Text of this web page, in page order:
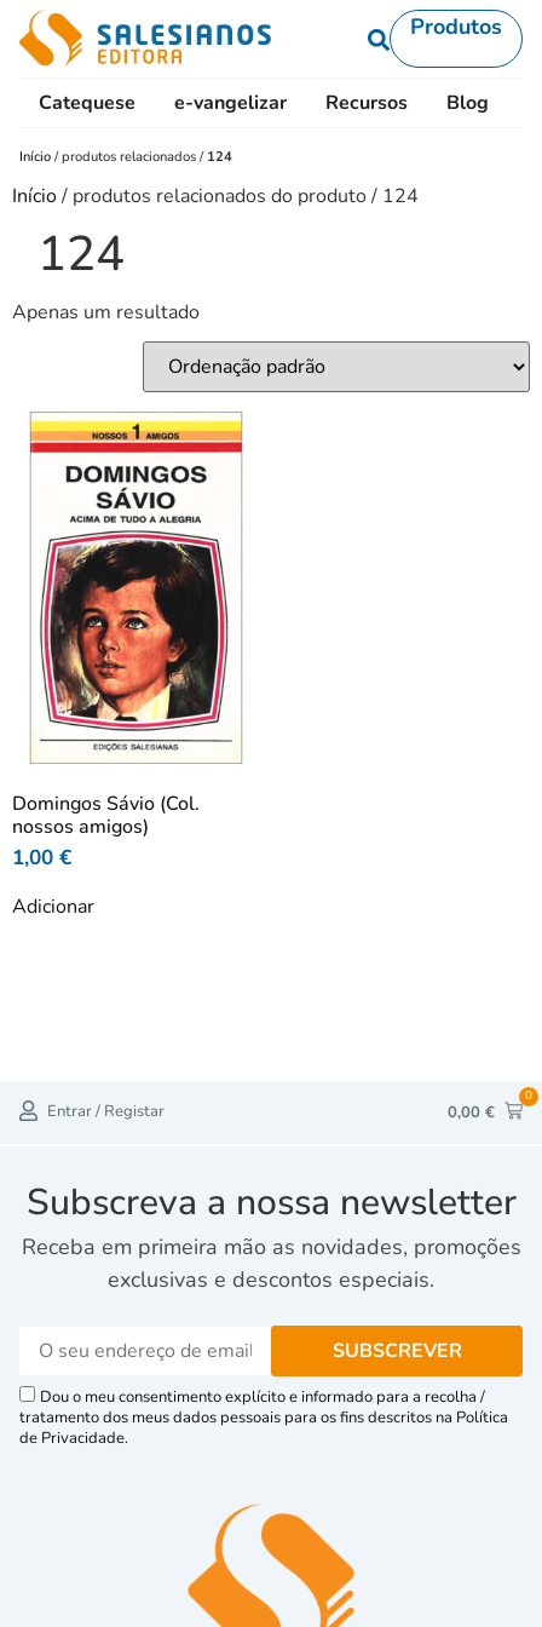
Produtos
Catequese e-vangelizar Recursos Blog
Início /produtos relacionados / 124
Início/ produtos relacionados do produto / 124
124
Apenas um resultado
Domingos Sávio (Col.
nossos amigos)
1,00 €
Adicionar
Entrar / Registar 0,00 €
0
Subscreva a nossa newsletter
Receba em primeira mão as novidades, promoções
exclusivas e descontos especiais.
Dou o meu consentimento explícito e informado para a recolha /
tratamento dos meus dados pessoais para os fins descritos na Política
de Privacidade.